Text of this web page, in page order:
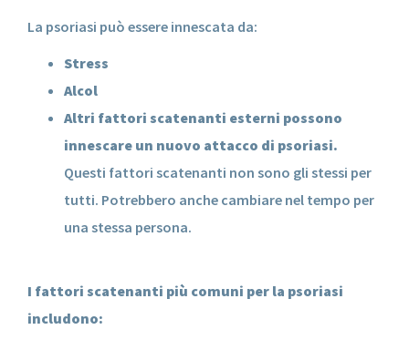
La psoriasi può essere innescata da:
Stress
Alcol
Altri fattori scatenanti esterni possono
innescare un nuovo attacco di psoriasi.
Questi fattori scatenanti non sono gli stessi per
tutti. Potrebbero anche cambiare nel tempo per
una stessa persona.
I fattori scatenanti più comuni per la psoriasi
includono: